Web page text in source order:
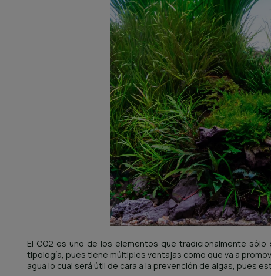
El CO2 es uno de los elementos que tradicionalmente
tipología, pues tiene múltiples ventajas como que va a
agua lo cual será útil de cara a la prevención de algas, pues